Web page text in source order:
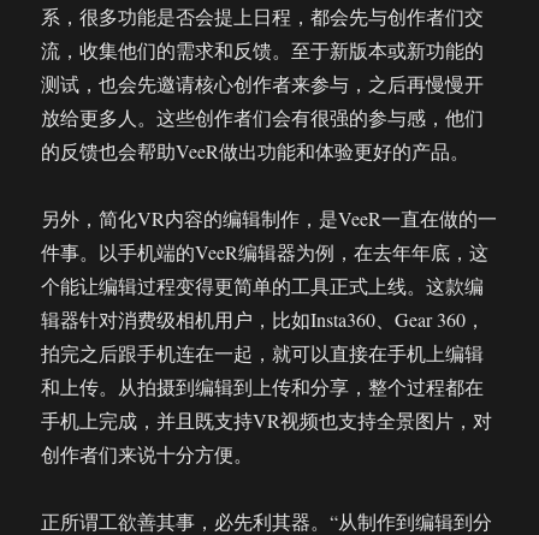
系，很多功能是否会提上日程，都会先与创作者们交
流，收集他们的需求和反馈。至于新版本或新功能的
测试，也会先邀请核心创作者来参与，之后再慢慢开
放给更多人。这些创作者们会有很强的参与感，他们
的反馈也会帮助VeeR做出功能和体验更好的产品。
另外，简化VR内容的编辑制作，是VeeR一直在做的一
件事。以手机端的VeeR编辑器为例，在去年年底，这
个能让编辑过程变得更简单的工具正式上线。这款编
辑器针对消费级相机用户，比如Insta360、Gear 360，
拍完之后跟手机连在一起，就可以直接在手机上编辑
和上传。从拍摄到编辑到上传和分享，整个过程都在
手机上完成，并且既支持VR视频也支持全景图片，对
创作者们来说十分方便。
正所谓工欲善其事，必先利其器。“从制作到编辑到分